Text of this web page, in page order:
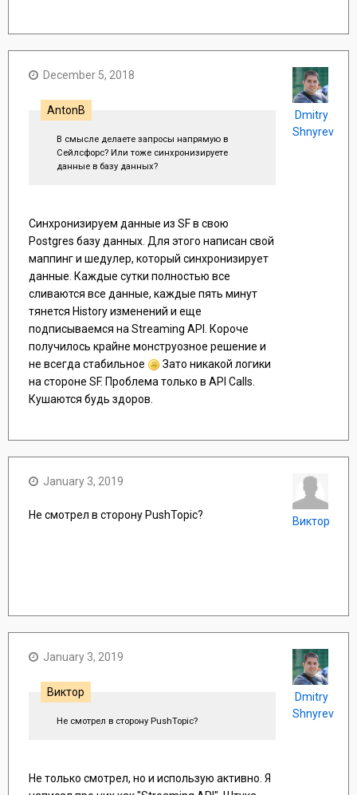
December 5, 2018
AntonB
В смысле делаете запросы напрямую в
Сейлсфорс? Или тоже синхронизируете
данные в базу данных?
Синхронизируем данные из SF в свою
Postgres базу данных. Для этого написан свой
маппинг и шедулер, который синхронизирует
данные. Каждые сутки полностью все
сливаются все данные, каждые пять минут
тянется History изменений и еще
подписываемся на Streaming API. Короче
получилось крайне монструозное решение и
не всегда стабильное
Зато никакой логики
на стороне SF. Проблема только в API Calls.
Кушаются будь здоров.
Dmitry
Shnyrev
January 3, 2019
Не смотрел в сторону PushTopic?
Виктор
January 3, 2019
Виктор
Не смотрел в сторону PushTopic?
Не только смотрел, но и использую активно. Я
Dmitry
Shnyrev